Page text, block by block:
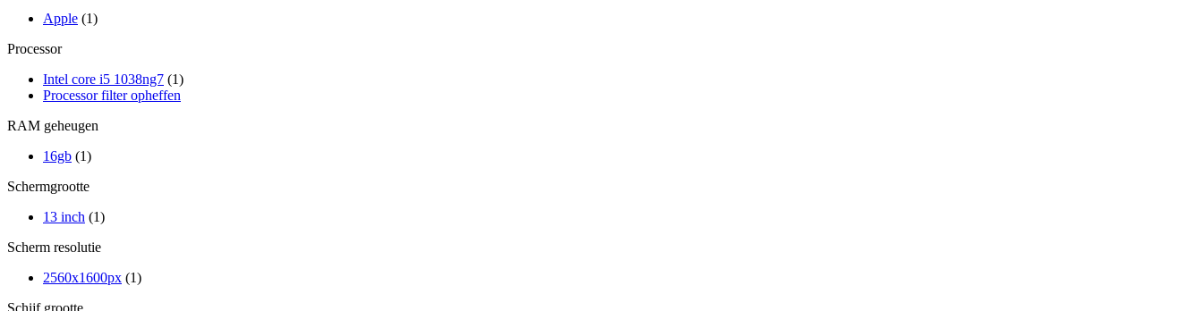
Apple (1)
Processor
Intel core i5 1038ng7 (1)
Processor filter opheffen
RAM geheugen
16gb (1)
Schermgrootte
13 inch (1)
Scherm resolutie
2560x1600px (1)